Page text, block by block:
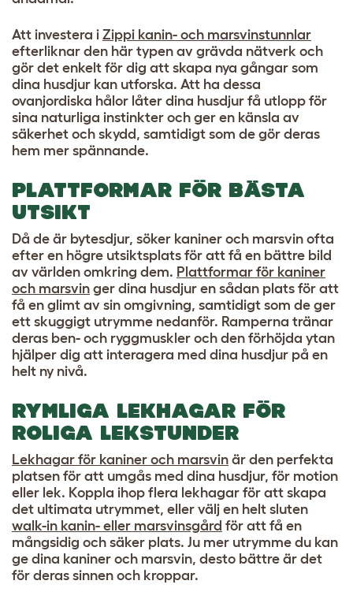
Att investera i Zippi kanin- och marsvinstunnlar
efterliknar den här typen av grävda nätverk och
gör det enkelt för dig att skapa nya gångar som
dina husdjur kan utforska. Att ha dessa
ovanjordiska hålor låter dina husdjur få utlopp för
sina naturliga instinkter och ger en känsla av
säkerhet och skydd, samtidigt som de gör deras
hem mer spännande.
PLATTFORMAR FÖR BÄSTA
UTSIKT
Då de är bytesdjur, söker kaniner och marsvin ofta
efter en högre utsiktsplats för att få en bättre bild
av världen omkring dem. Plattformar för kaniner
och marsvin ger dina husdjur en sådan plats för att
få en glimt av sin omgivning, samtidigt som de ger
ett skuggigt utrymme nedanför. Ramperna tränar
deras ben- och ryggmuskler och den förhöjda ytan
hjälper dig att interagera med dina husdjur på en
helt ny nivå.
RYMLIGA LEKHAGAR FÖR
ROLIGA LEKSTUNDER
Lekhagar för kaniner och marsvin är den perfekta
platsen för att umgås med dina husdjur, för motion
eller lek. Koppla ihop flera lekhagar för att skapa
det ultimata utrymmet, eller välj en helt sluten
walk-in kanin- eller marsvinsgård för att få en
mångsidig och säker plats. Ju mer utrymme du kan
ge dina kaniner och marsvin, desto bättre är det
för deras sinnen och kroppar.